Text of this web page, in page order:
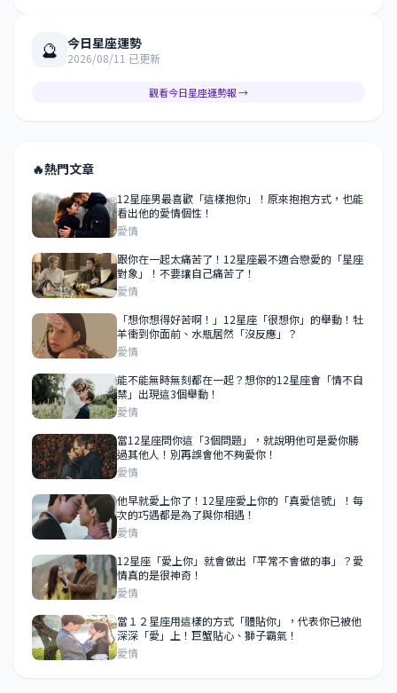
🔮 今日星座運勢
2026/08/11 已更新
觀看今日星座運勢報 →
🔥熱門文章
12星座男最喜歡「這樣抱你」！原來抱抱方式，也能
看出他的愛情個性！
愛情
跟你在一起太痛苦了！12星座最不適合戀愛的「星座
對象」！不要讓自己痛苦了！
愛情
「想你想得好苦啊！」12星座「很想你」的舉動！牡
羊衝到你面前、水瓶居然「沒反應」？
愛情
能不能無時無刻都在一起？想你的12星座會「情不自
禁」出現這3個舉動！
愛情
當12星座問你這「3個問題」，就說明他可是愛你勝
過其他人！別再誤會他不夠愛你！
愛情
他早就愛上你了！12星座愛上你的「真愛信號」！每
次的巧遇都是為了與你相遇！
愛情
12星座「愛上你」就會做出「平常不會做的事」？愛
情真的是很神奇！
愛情
當１２星座用這樣的方式「體貼你」，代表你已被他
深深「愛」上！巨蟹貼心、獅子霸氣！
愛情